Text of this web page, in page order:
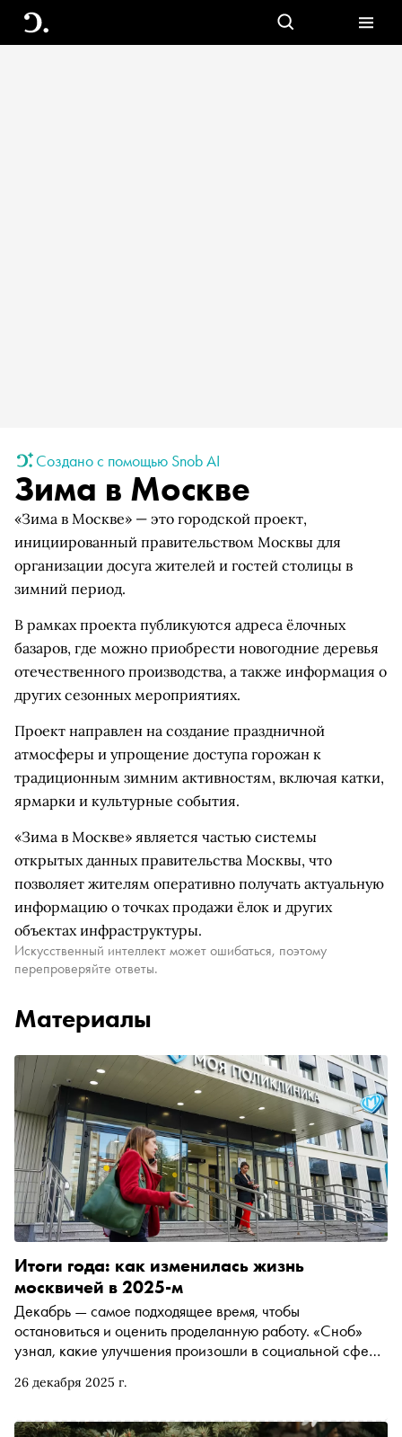
Создано с помощью Snob AI
Зима в Москве
«Зима в Москве» — это городской проект,
инициированный правительством Москвы для
организации досуга жителей и гостей столицы в
зимний период.
В рамках проекта публикуются адреса ёлочных
базаров, где можно приобрести новогодние деревья
отечественного производства, а также информация о
других сезонных мероприятиях.
Проект направлен на создание праздничной
атмосферы и упрощение доступа горожан к
традиционным зимним активностям, включая катки,
ярмарки и культурные события.
«Зима в Москве» является частью системы
открытых данных правительства Москвы, что
позволяет жителям оперативно получать актуальную
информацию о точках продажи ёлок и других
объектах инфраструктуры.
Искусственный интеллект может ошибаться, поэтому
перепроверяйте ответы.
Материалы
26 декабря 2025 г.
Итоги года: как изменилась жизнь
москвичей в 2025-м
Декабрь — самое подходящее время, чтобы
остановиться и оценить проделанную работу. «Сноб»
узнал, какие улучшения произошли в социальной сфере